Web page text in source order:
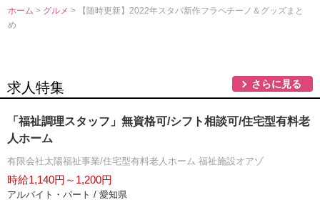
ホーム > グルメ> 【随時更新】2022年スタバ新作フラペチーノ＆グッズまと
め
求人特集 さらに見る
「福祉調理スタッフ」無資格可/シフト相談可/住宅型有料老
人ホーム
有限会社太陽福祉事業/住宅型有料老人ホーム 福祉施設オアゾ
時給1,140円～1,200円
アルバイト・パート / 愛知県